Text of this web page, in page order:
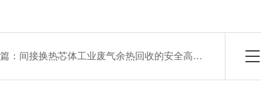
： 间接换热芯体工业废气余热回收的安全高效解决方案